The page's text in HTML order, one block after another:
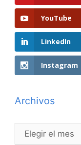
YouTube
LinkedIn
Instagram
Archivos
Archivos